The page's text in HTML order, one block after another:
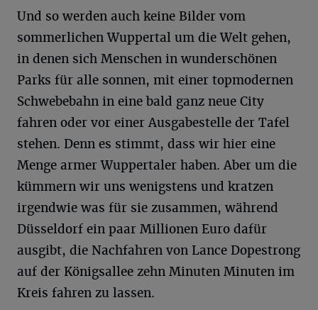
Und so werden auch keine Bilder vom
sommerlichen Wuppertal um die Welt gehen,
in denen sich Menschen in wunderschönen
Parks für alle sonnen, mit einer topmodernen
Schwebebahn in eine bald ganz neue City
fahren oder vor einer Ausgabestelle der Tafel
stehen. Denn es stimmt, dass wir hier eine
Menge armer Wuppertaler haben. Aber um die
kümmern wir uns wenigstens und kratzen
irgendwie was für sie zusammen, während
Düsseldorf ein paar Millionen Euro dafür
ausgibt, die Nachfahren von Lance Dopestrong
auf der Königsallee zehn Minuten Minuten im
Kreis fahren zu lassen.